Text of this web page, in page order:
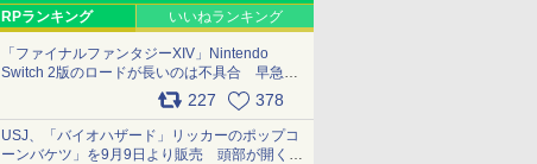
RPランキング いいねランキング
「ファイナルファンタジーXIV」Nintendo
Switch 2版のロードが長いのは不具合 早急に
アップデートできるよう対応中227 378
USJ、「バイオハザード」リッカーのポップコ
ーンバケツ」を9月9日より販売 頭部が開く仕